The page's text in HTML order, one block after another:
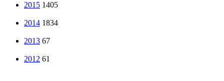
2015 1405
2014 1834
2013 67
2012 61